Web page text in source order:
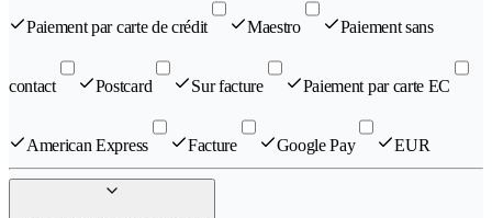
Paiement par carte de crédit Maestro Paiement sans
contact Postcard Sur facture Paiement par carte EC
American Express Facture Google Pay EUR